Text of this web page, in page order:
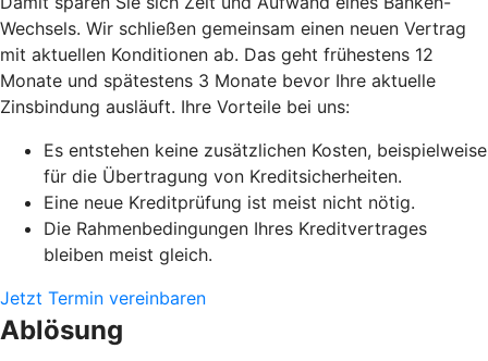
Wechsels. Wir schließen gemeinsam einen neuen Vertrag
mit aktuellen Konditionen ab. Das geht frühestens 12
Monate und spätestens 3 Monate bevor Ihre aktuelle
Zinsbindung ausläuft. Ihre Vorteile bei uns:
Es entstehen keine zusätzlichen Kosten, beispielweise
für die Übertragung von Kreditsicherheiten.
Eine neue Kreditprüfung ist meist nicht nötig.
Die Rahmenbedingungen Ihres Kreditvertrages
bleiben meist gleich.
Jetzt Termin vereinbaren
Ablösung